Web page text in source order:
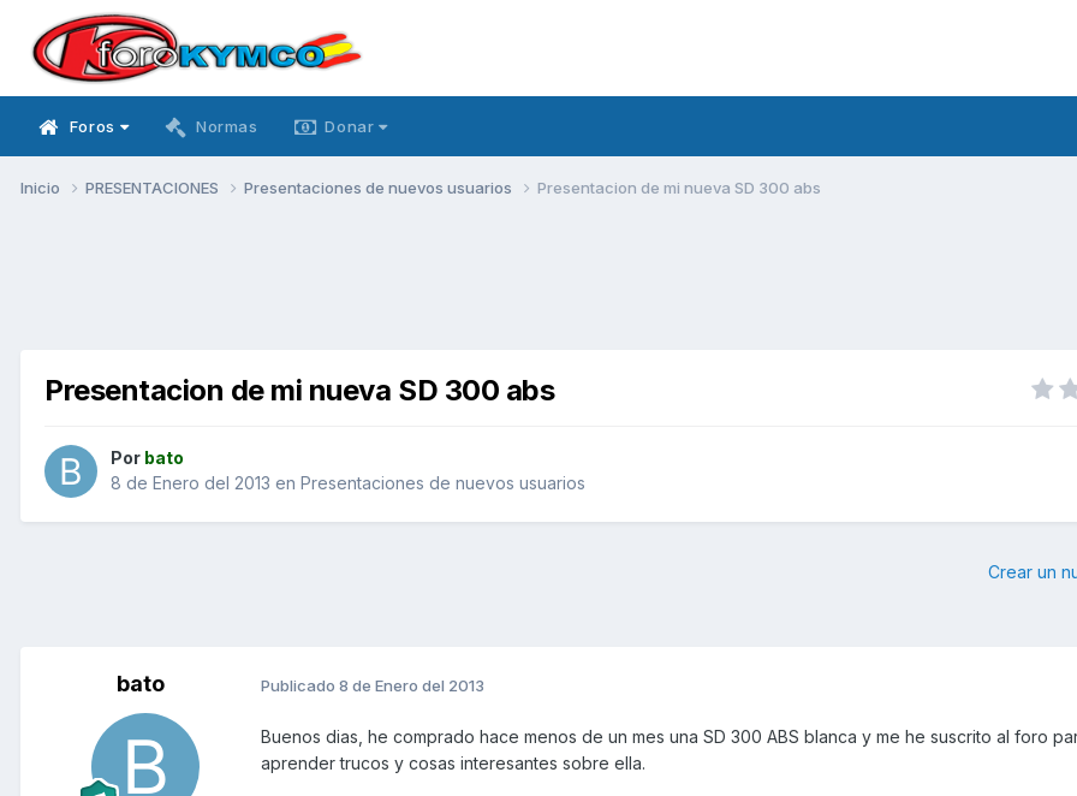
Foros Normas Donar
Inicio PRESENTACIONES Presentaciones de nuevos usuarios Presentacion de mi nueva SD 300 abs
Presentacion de mi nueva SD 300 abs
Por bato
8 de Enero del 2013 en Presentaciones de nuevos usuarios
Crear un
bato Publicado 8 de Enero del 2013
Buenos dias, he comprado hace menos de un mes una SD 300 ABS blanca y me he suscrito al foro
aprender trucos y cosas interesantes sobre ella.